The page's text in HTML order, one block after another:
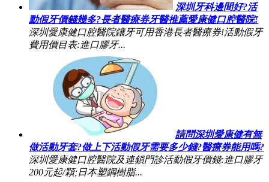
深圳牙科邊間好?活
動假牙價錢幾多?長者醫療券牙醫推薦愛康健口腔醫院!
深圳愛康健口腔醫院鑲牙可用香港長者醫療券!活動假牙
費用價目表:進口膠牙...
請問深圳愛康健有無
做活動牙套?做上下活動假牙需要多少錢?醫療券能用嗎?
深圳愛康健口腔醫院及連鎖門診活動假牙價錢:進口膠牙
200元起/顆;日本塑鋼樹脂...